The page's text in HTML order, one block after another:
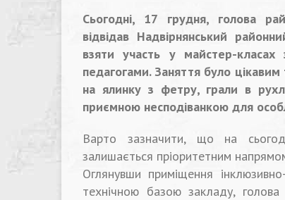
Сьогодні, 17 грудня, голова
відвідав Надвірнянський
взяти участь у майстер-класах
педагогами. Заняття було
на ялинку з фетру, грали в
приємною несподіванкою для
Варто зазначити, що на
залишається пріоритетним
Оглянувши приміщення
технічною базою закладу,